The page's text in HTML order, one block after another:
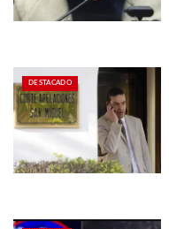
DESTACADO